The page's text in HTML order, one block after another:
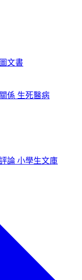
文書
係 生死醫病
論 小學生文庫